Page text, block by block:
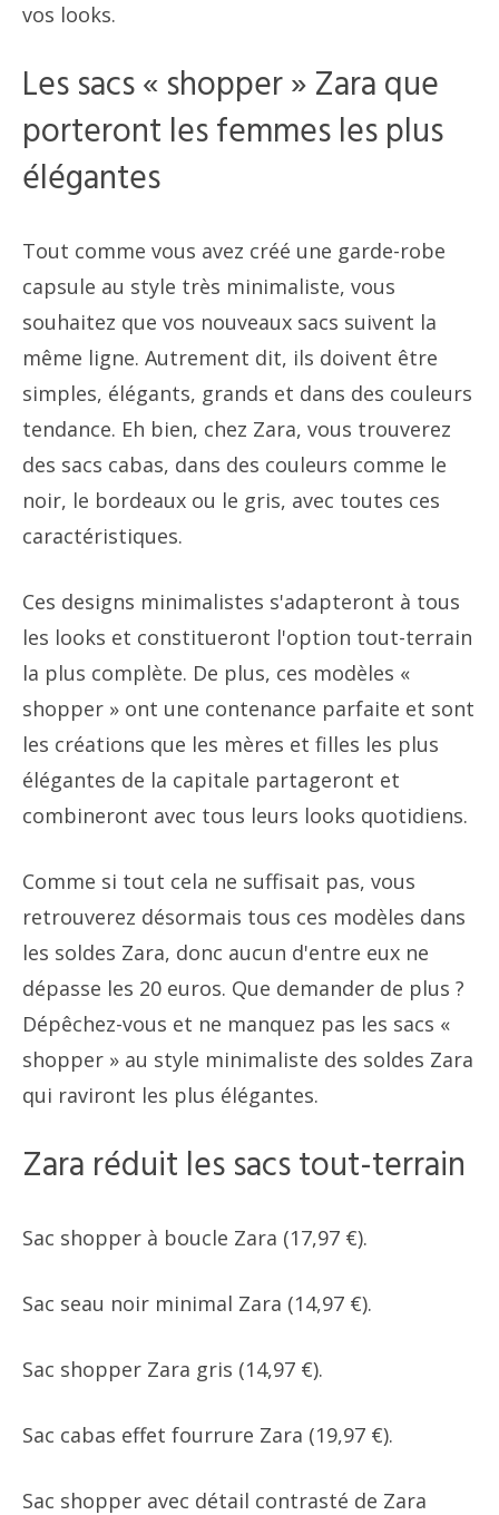
vos looks.
Les sacs « shopper » Zara que
porteront les femmes les plus
élégantes
Tout comme vous avez créé une garde-robe
capsule au style très minimaliste, vous
souhaitez que vos nouveaux sacs suivent la
même ligne. Autrement dit, ils doivent être
simples, élégants, grands et dans des couleurs
tendance. Eh bien, chez Zara, vous trouverez
des sacs cabas, dans des couleurs comme le
noir, le bordeaux ou le gris, avec toutes ces
caractéristiques.
Ces designs minimalistes s'adapteront à tous
les looks et constitueront l'option tout-terrain
la plus complète. De plus, ces modèles «
shopper » ont une contenance parfaite et sont
les créations que les mères et filles les plus
élégantes de la capitale partageront et
combineront avec tous leurs looks quotidiens.
Comme si tout cela ne suffisait pas, vous
retrouverez désormais tous ces modèles dans
les soldes Zara, donc aucun d'entre eux ne
dépasse les 20 euros. Que demander de plus ?
Dépêchez-vous et ne manquez pas les sacs «
shopper » au style minimaliste des soldes Zara
qui raviront les plus élégantes.
Zara réduit les sacs tout-terrain
Sac shopper à boucle Zara (17,97 €).
Sac seau noir minimal Zara (14,97 €).
Sac shopper Zara gris (14,97 €).
Sac cabas effet fourrure Zara (19,97 €).
Sac shopper avec détail contrasté de Zara